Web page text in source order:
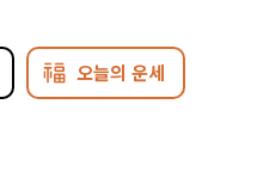
오늘의 운세